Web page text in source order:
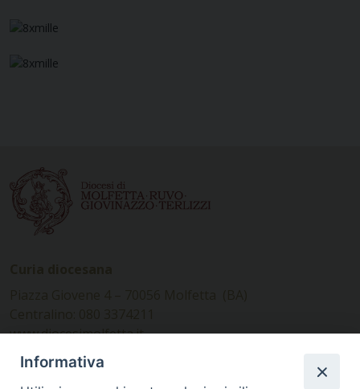
www.diocesimolfetta.it –
diocesimolfetta@pec.chiesacattolica.it
Informativa